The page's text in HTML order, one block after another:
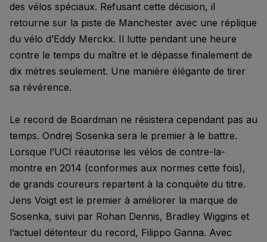
des vélos spéciaux. Refusant cette décision, il
retourne sur la piste de Manchester avec une réplique
du vélo d’Eddy Merckx. Il lutte pendant une heure
contre le temps du maître et le dépasse finalement de
dix mètres seulement. Une manière élégante de tirer
sa révérence.
Le record de Boardman ne résistera cependant pas au
temps. Ondrej Sosenka sera le premier à le battre.
Lorsque l’UCI réautorise les vélos de contre-la-
montre en 2014 (conformes aux normes cette fois),
de grands coureurs repartent à la conquête du titre.
Jens Voigt est le premier à améliorer la marque de
Sosenka, suivi par Rohan Dennis, Bradley Wiggins et
l’actuel détenteur du record, Filippo Ganna. Avec